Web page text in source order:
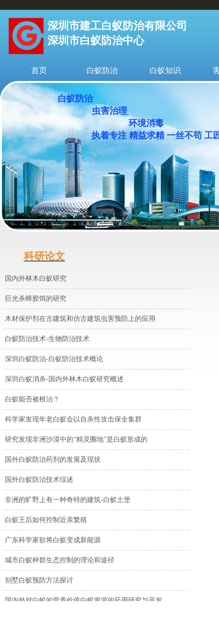
首页 白蚁防治 白蚁知识
深圳市建工白蚁防治有限公司
深圳市白蚁防治中心
白蚁防治
虫害治理
环境消毒
执着专注 精益求精 一丝不苟 工
科研论文
国内外林木白蚁研究
巨光杀蟑胶饵的研究
木材保护剂在古建筑和仿古建筑虫害预防上的应用
白蚁防治技术-生物防治技术
深圳白蚁防治-白蚁防治技术概论
深圳白蚁消杀-国内外林木白蚁研究概述
白蚁能否被根治？
科学家发现年老白蚁会以自杀性攻击保全集群
研究发现非洲沙漠中的“精灵圈地”是白蚁形成的
国外白蚁防治药剂的发展及现状
国外白蚁防治技术综述
非洲的旷野上有一种奇特的建筑-白蚁土堡
白蚁王后如何控制近亲繁殖
广东科学家欲将白蚁变成新能源
城市白蚁种群生态控制的理论和途径
别墅白蚁预防方法探讨
国内外对白蚁的营养价值白蚁资源的药用研究与开发